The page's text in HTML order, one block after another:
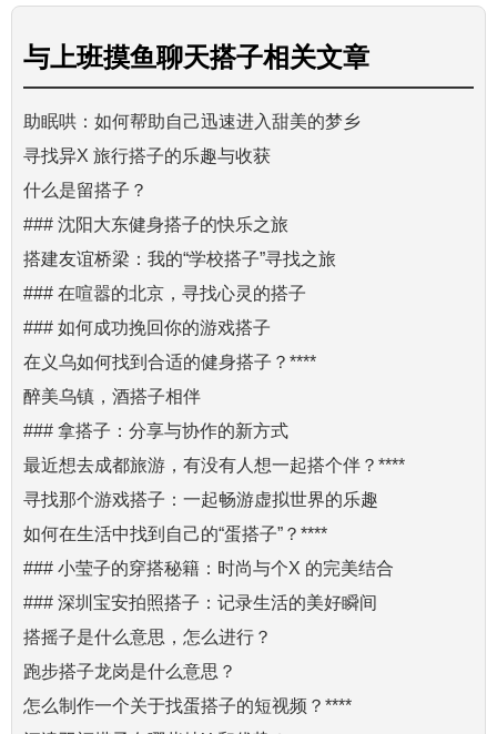
与上班摸鱼聊天搭子相关文章
助眠哄：如何帮助自己迅速进入甜美的梦乡
寻找异X 旅行搭子的乐趣与收获
什么是留搭子？
### 沈阳大东健身搭子的快乐之旅
搭建友谊桥梁：我的“学校搭子”寻找之旅
### 在喧嚣的北京，寻找心灵的搭子
### 如何成功挽回你的游戏搭子
在义乌如何找到合适的健身搭子？****
醉美乌镇，酒搭子相伴
### 拿搭子：分享与协作的新方式
最近想去成都旅游，有没有人想一起搭个伴？****
寻找那个游戏搭子：一起畅游虚拟世界的乐趣
如何在生活中找到自己的“蛋搭子”？****
### 小莹子的穿搭秘籍：时尚与个X 的完美结合
### 深圳宝安拍照搭子：记录生活的美好瞬间
搭摇子是什么意思，怎么进行？
跑步搭子龙岗是什么意思？
怎么制作一个关于找蛋搭子的短视频？****